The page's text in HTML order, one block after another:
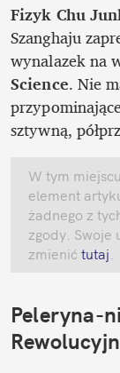
Fizyk Chu
Szanghaju
wynalazek na
Science. Nie
sztywną,
W tym
element
żadnego z
zgody. Swoje
zmienić tutaj.
Peleryna-